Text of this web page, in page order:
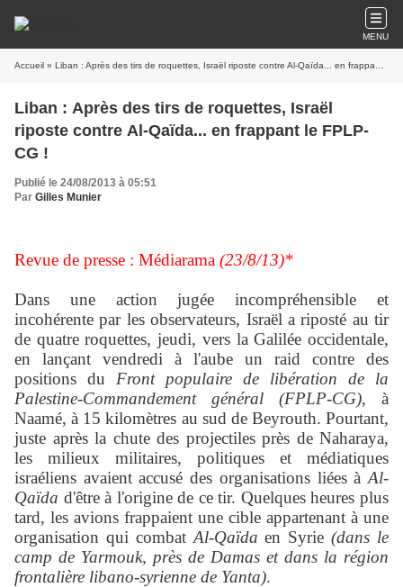
MENU
Accueil » Liban : Après des tirs de roquettes, Israël riposte contre Al-Qaïda... en frappant le FPLP-CG !
Liban : Après des tirs de roquettes, Israël
riposte contre Al-Qaïda... en frappant le FPLP-
CG !
Publié le 24/08/2013 à 05:51
Par Gilles Munier
Revue de presse : Médiarama (23/8/13)*
Dans une action jugée incompréhensible et
incohérente par les observateurs, Israël a riposté au tir
de quatre roquettes, jeudi, vers la Galilée occidentale,
en lançant vendredi à l'aube un raid contre des
positions du Front populaire de libération de la
Palestine-Commandement général (FPLP-CG), à
Naamé, à 15 kilomètres au sud de Beyrouth. Pourtant,
juste après la chute des projectiles près de Naharaya,
les milieux militaires, politiques et médiatiques
israéliens avaient accusé des organisations liées à Al-
Qaïda d'être à l'origine de ce tir. Quelques heures plus
tard, les avions frappaient une cible appartenant à une
organisation qui combat Al-Qaïda en Syrie(dans le
camp de Yarmouk, près de Damas et dans la région
frontalière libano-syrienne de Yanta).